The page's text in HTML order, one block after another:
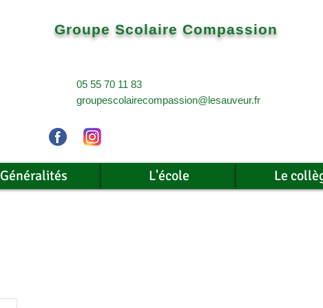
Groupe Scolaire Compassion
05 55 70 11 83
groupescolairecompassion@lesauveur.fr
Généralités L'école Le